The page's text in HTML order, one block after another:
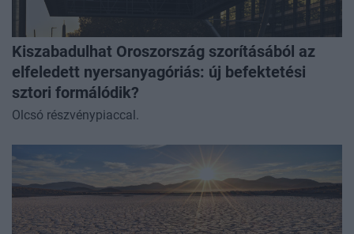
Kiszabadulhat Oroszország szorításából az
elfeledett nyersanyagóriás: új befektetési
sztori formálódik?
Olcsó részvénypiaccal.